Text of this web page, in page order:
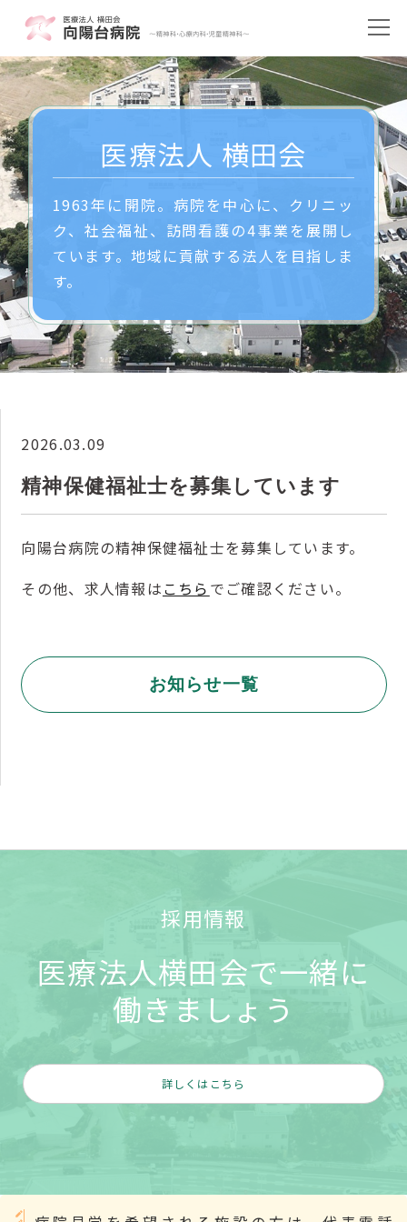
医療法人 横田会
1963年に開院。病院を中心に、クリニッ
ク、社会福祉、訪問看護の4事業を展開し
ています。地域に貢献する法人を目指しま
す。
2026.03.09
精神保健福祉士を募集しています
向陽台病院の精神保健福祉士を募集しています。
その他、求人情報はこちら でご確認ください。
お知らせ一覧
採用情報
医療法人横田会で一緒に
働きましょう
詳しくはこちら